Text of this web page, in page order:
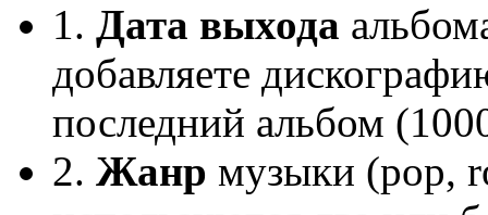
1. Дата выхода
добавляете
последний альбом
2. Жанр музыки (pop,